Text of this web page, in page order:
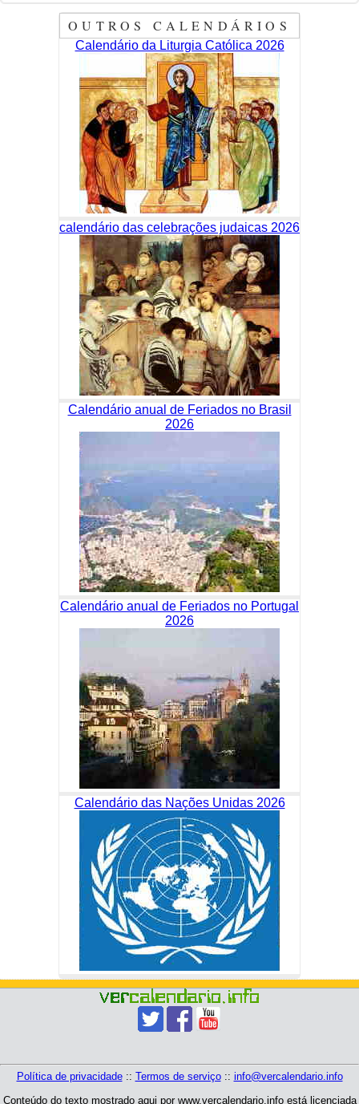
OUTROS CALENDÁRIOS
Calendário da Liturgia Católica 2026
calendário das celebrações judaicas 2026
Calendário anual de Feriados no Brasil
2026
Calendário anual de Feriados no Portugal
2026
Calendário das Nações Unidas 2026
Política de privacidade:: Termos de serviço:: info@vercalendario.info
Conteúdo do texto mostrado aqui por www.vercalendario.info está licenciada